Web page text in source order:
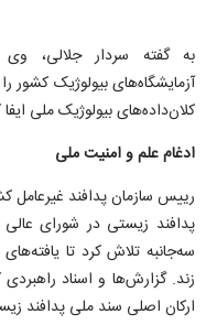
به گفته سردار جلالی،
آزمایشگاه‌های بیولوژیک
کلان‌داده‌های بیولوژیک ملی ایفا
ادغام علم و امنیت ملی
رییس سازمان پدافند غیرعامل
پدافند زیستی در شورای عالی
سه‌جانبه تلاش کرد تا
زند. گزارش‌ها و اسناد راهبردی
ارکان اصلی سند ملی پدافند